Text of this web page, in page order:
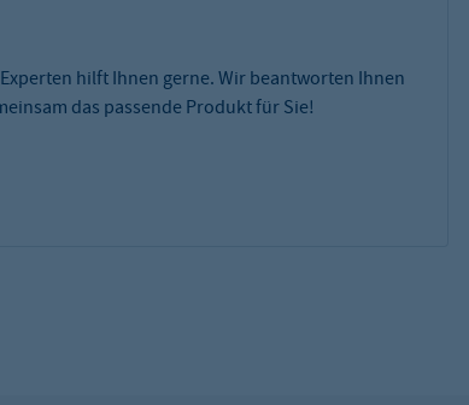
hilft Ihnen gerne. Wir beantworten Ihnen
das passende Produkt für Sie!